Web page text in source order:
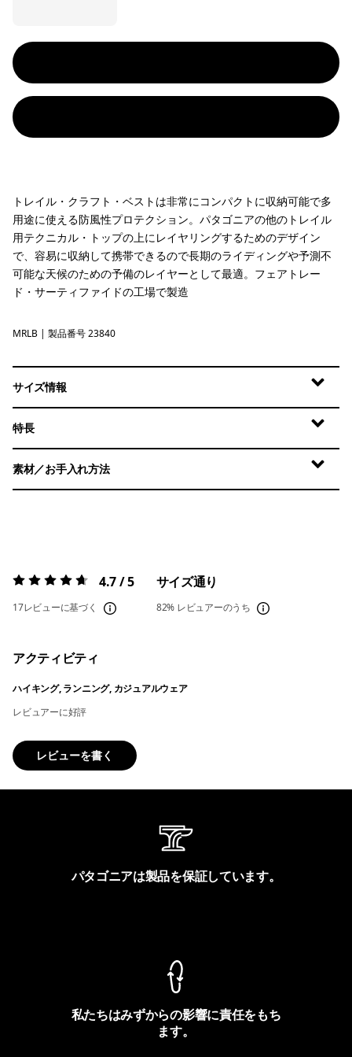
トレイル・クラフト・ベストは非常にコンパクトに収納可能で多
用途に使える防風性プロテクション。パタゴニアの他のトレイル
用テクニカル・トップの上にレイヤリングするためのデザイン
で、容易に収納して携帯できるので長期のライディングや予測不
可能な天候のための予備のレイヤーとして最適。フェアトレー
ド・サーティファイドの工場で製造
Marlow Brown
MRLB | 製品番号 23840
サイズ情報
特長
素材／お手入れ方法
評価:4.7 / 5 4.7 / 5
17レビューに基づく
サイズ通り
82% レビュアーのうち
アクティビティ
ハイキング, ランニング, カジュアルウェア
レビュアーに好評
レビューを書く
パタゴニアは製品を保証しています。
私たちはみずからの影響に責任をもち
ます。